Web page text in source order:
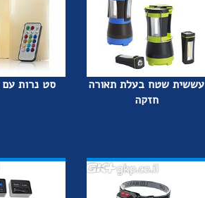
עששית שטח בעלת תאורה
חזקה
סט נרות